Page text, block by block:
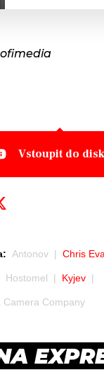
Vstoupit do
Antonov Chris
Hostomel Kyjev
Camera Company